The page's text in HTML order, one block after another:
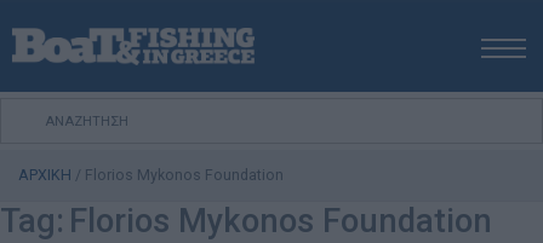
ΑΡΧΙΚΗ
ΕΚΔΟΣΕΙΣ
ΨΑΡΕΜΑ ΑΠΟ ΑΚΤΗ
ΑΡΧΙΚΗ / Florios Mykonos Foundation
Tag: Florios Mykonos Foundation